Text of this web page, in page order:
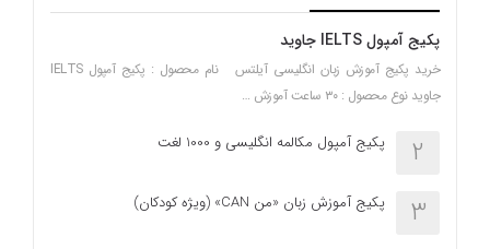
پکیج آمپول IELTS جاوید
خرید پکیج آموزش زبان انگلیسی آیلتس نام محصول : پکیج آمپول IELTS
جاوید نوع محصول : ۳۰ ساعت آموزش …
2 پکیج آمپول مکالمه انگلیسی و 1000 لغت
3 پکیج آموزش زبان «من CAN» (ویژه کودکان)